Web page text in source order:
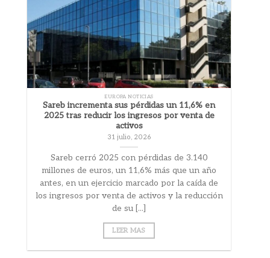
EUROPA NOTICIAS
Sareb incrementa sus pérdidas un 11,6% en
2025 tras reducir los ingresos por venta de
activos
31 julio, 2026
Sareb cerró 2025 con pérdidas de 3.140
millones de euros, un 11,6% más que un año
antes, en un ejercicio marcado por la caída de
los ingresos por venta de activos y la reducción
de su [...]
LEER MAS